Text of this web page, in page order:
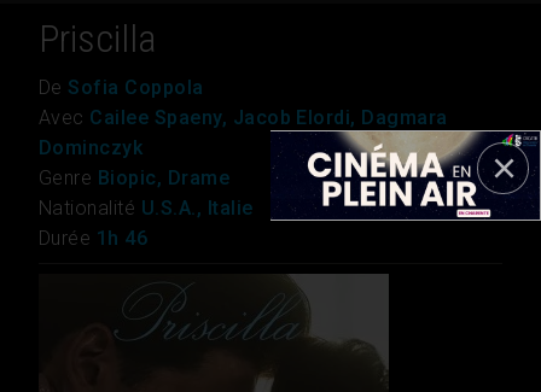
Priscilla
De Sofia Coppola
Avec Cailee Spaeny, Jacob Elordi, Dagmara
Dominczyk
Genre Biopic, Drame
Nationalité U.S.A., Italie
Durée 1h 46